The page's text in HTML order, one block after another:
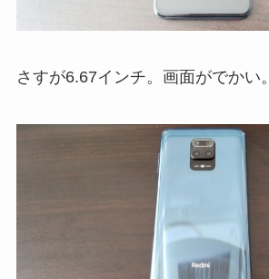
さすが6.67インチ。画面がでかい。